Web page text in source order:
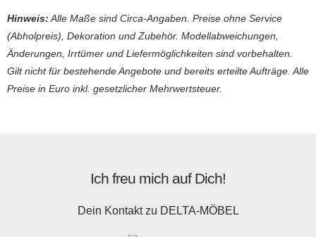
Hinweis: Alle Maße sind Circa-Angaben. Preise ohne Service
(Abholpreis), Dekoration und Zubehör. Modellabweichungen,
Änderungen, Irrtümer und Liefermöglichkeiten sind vorbehalten.
Gilt nicht für bestehende Angebote und bereits erteilte Aufträge. Alle
Preise in Euro inkl. gesetzlicher Mehrwertsteuer.
Ich freu mich auf Dich!
Dein Kontakt zu DELTA-MÖBEL